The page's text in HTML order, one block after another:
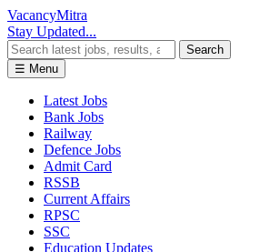
VacancyMitra
Stay Updated...
Search
☰ Menu
Latest Jobs
Bank Jobs
Railway
Defence Jobs
Admit Card
RSSB
Current Affairs
RPSC
SSC
Education Updates